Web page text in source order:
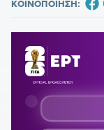
ΚΟΙΝΟΠΟΙΗΣΗ: